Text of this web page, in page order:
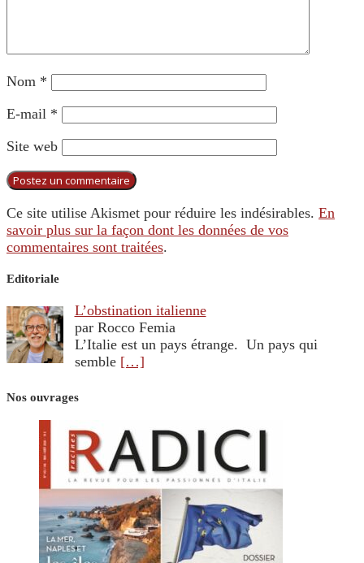
Nom *
E-mail *
Site web
Ce site utilise Akismet pour réduire les indésirables. En
savoir plus sur la façon dont les données de vos
commentaires sont traitées.
Editoriale
L’obstination italienne
par Rocco Femia
L’Italie est un pays étrange. Un pays qui
semble […]
Nos ouvrages